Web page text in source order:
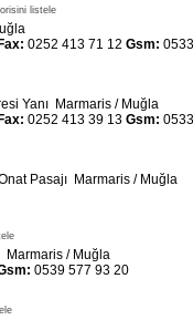
listele
Fax: 0252 413 71 12 Gsm:
Yanı Marmaris / Muğla
Fax: 0252 413 39 13 Gsm:
Pasajı Marmaris / Muğla
Marmaris / Muğla
0539 577 93 20